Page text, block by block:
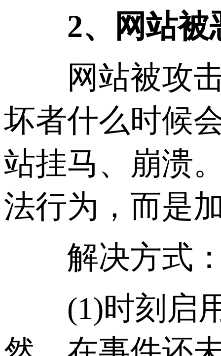
2、网站被
网站被攻击
坏者什么时候
站挂马、崩溃
法行为，而是
解决方式
(1)时刻启用